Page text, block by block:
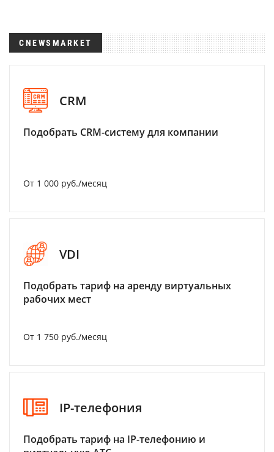
CNEWSMARKET
CRM
Подобрать CRM-систему для компании
От 1 000 руб./месяц
VDI
Подобрать тариф на аренду виртуальных
рабочих мест
От 1 750 руб./месяц
IP-телефония
Подобрать тариф на IP-телефонию и